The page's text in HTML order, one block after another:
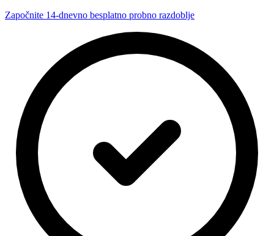
Započnite 14-dnevno besplatno probno razdoblje